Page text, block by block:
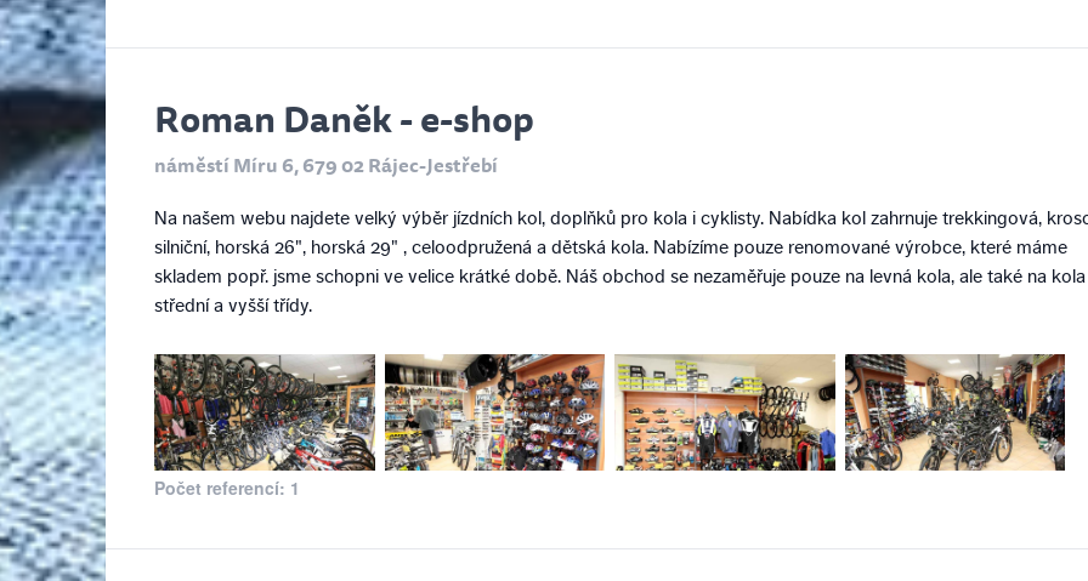
Roman Daněk - e-shop
náměstí Míru 6, 679 02 Rájec-Jestřebí
Na našem webu najdete velký výběr jízdních kol, doplňků pro kola i cyklisty. Nabídka kol zahrnuje trekkingová,
silniční, horská 26", horská 29" , celoodpružená a dětská kola. Nabízíme pouze renomované výrobce, které máme
skladem popř. jsme schopni ve velice krátké době. Náš obchod se nezaměřuje pouze na levná kola, ale také na kola
střední a vyšší třídy.
Počet referencí: 1